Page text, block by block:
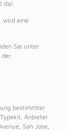
dar.
wird eine
Sie unter
der
bestimmter
Anbieter
San Jose,